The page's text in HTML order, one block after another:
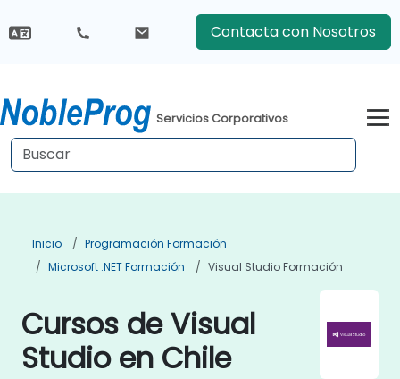
Contacta con Nosotros
Servicios Corporativos
Inicio
Programación Formación
Microsoft .NET Formación
Visual Studio Formación
Cursos de Visual
Studio en Chile